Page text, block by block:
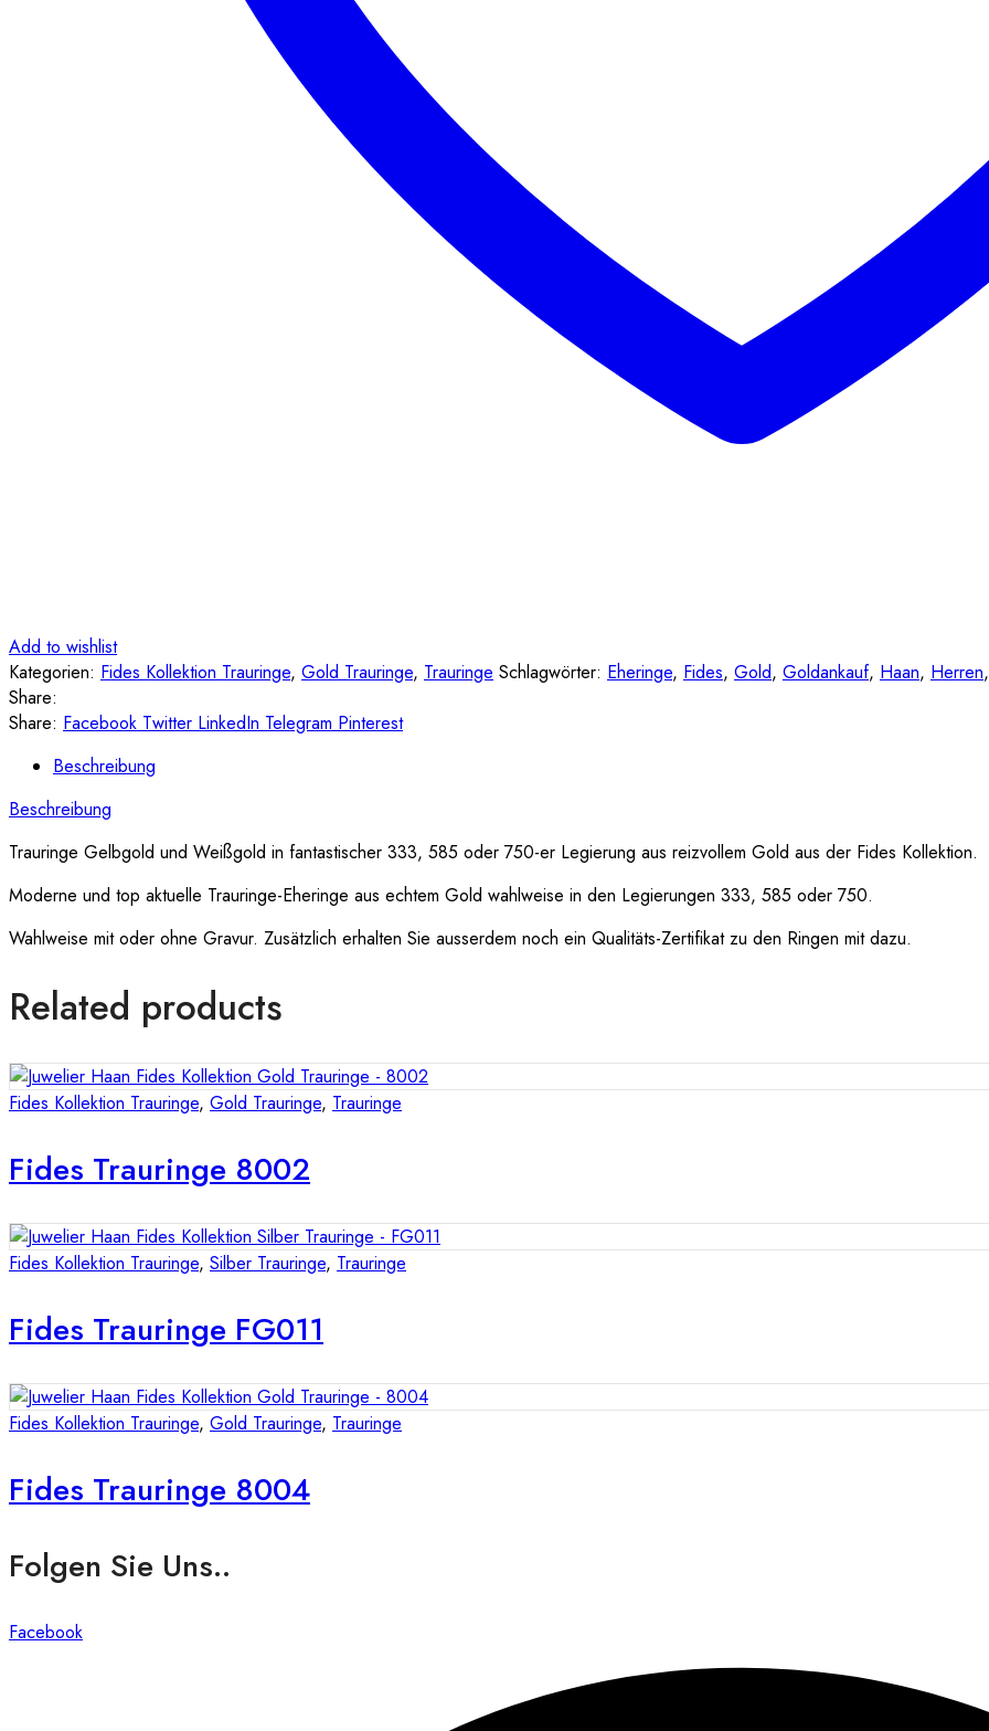
Add to wishlist
Kategorien: Fides Kollektion Trauringe, Gold Trauringe, Trauringe Schlagwörter: Eheringe, Fides, Gold, Goldankauf, Haan, Herren,
Share:
Share: Facebook Twitter LinkedIn Telegram Pinterest
Beschreibung
Beschreibung
Trauringe Gelbgold und Weißgold in fantastischer 333, 585 oder 750-er Legierung aus reizvollem Gold aus der Fides Kollektion.
Moderne und top aktuelle Trauringe-Eheringe aus echtem Gold wahlweise in den Legierungen 333, 585 oder 750.
Wahlweise mit oder ohne Gravur. Zusätzlich erhalten Sie ausserdem noch ein Qualitäts-Zertifikat zu den Ringen mit dazu.
Related products
Fides Kollektion Trauringe, Gold Trauringe, Trauringe
Fides Trauringe 8002
Fides Kollektion Trauringe, Silber Trauringe, Trauringe
Fides Trauringe FG011
Fides Kollektion Trauringe, Gold Trauringe, Trauringe
Fides Trauringe 8004
Folgen Sie Uns..
Facebook